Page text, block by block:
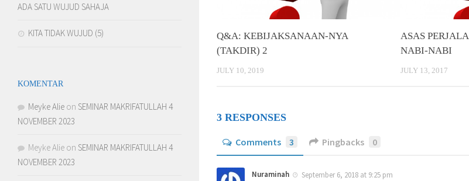
Q&A: KEBIJAKSANAAN-NYA
(TAKDIR) 2
JULY 10, 2019
ASAS
NABI-NABI
JULY 13, 2017
3 RESPONSES
Comments 3 Pingbacks 0
Nuraminah September 6, 2018 at 9:25 pm
ADA SATU WUJUD SAHAJA
KITA TIDAK WUJUD (5)
KOMENTAR
Meyke Alie on SEMINAR MAKRIFATULLAH 4
NOVEMBER 2023
Meyke Alie on SEMINAR MAKRIFATULLAH 4
NOVEMBER 2023